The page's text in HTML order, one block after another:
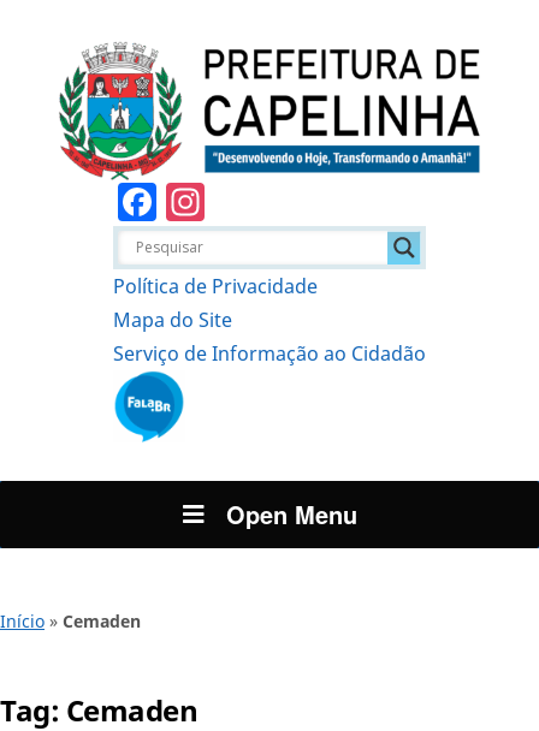
Facebook
Política de Privacidade
Mapa do Site
Serviço de Informação ao Cidadão
Open Menu
Início » Cemaden
Tag: Cemaden